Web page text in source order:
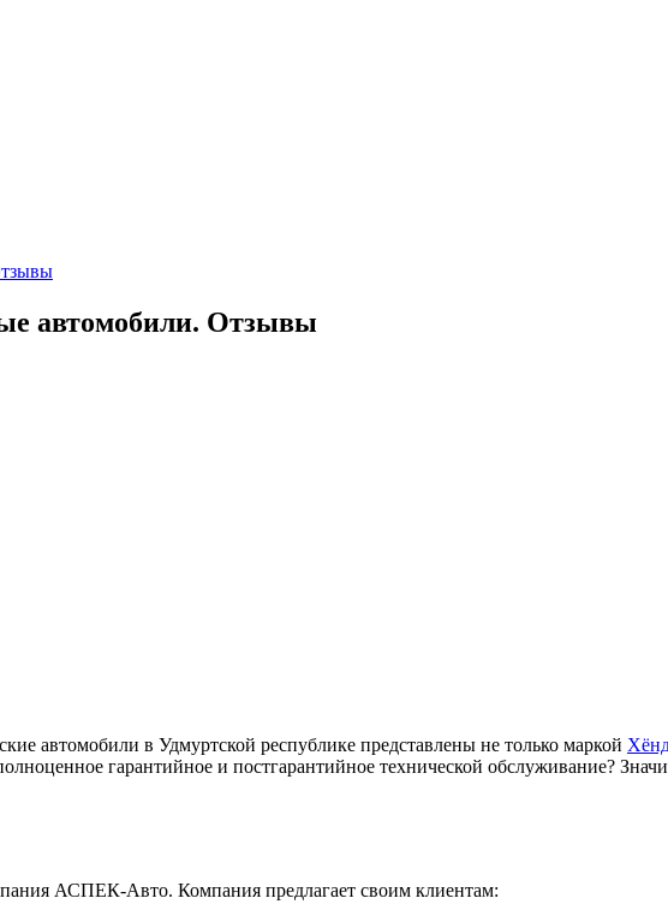
автомобили. Отзывы
автомобили в Удмуртской республике представлены не только маркой
гарантийное и постгарантийное технической обслуживание?
АСПЕК-Авто. Компания предлагает своим клиентам: